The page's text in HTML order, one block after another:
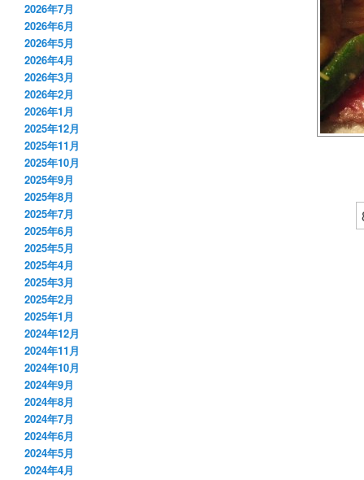
2026年7月
2026年6月
2026年5月
2026年4月
2026年3月
2026年2月
2026年1月
2025年12月
2025年11月
2025年10月
2025年9月
2025年8月
2025年7月
2025年6月
2025年5月
2025年4月
2025年3月
2025年2月
2025年1月
2024年12月
2024年11月
2024年10月
2024年9月
2024年8月
2024年7月
2024年6月
2024年5月
2024年4月